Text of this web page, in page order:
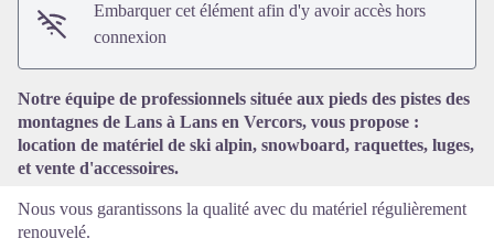
Voir l'image en plein écran
Embarquer cet élément afin d'y avoir accès hors
connexion
Notre équipe de professionnels située aux pieds des pistes des
montagnes de Lans à Lans en Vercors, vous propose :
location de matériel de ski alpin, snowboard, raquettes, luges,
et vente d'accessoires.
Nous vous garantissons la qualité avec du matériel régulièrement
renouvelé.